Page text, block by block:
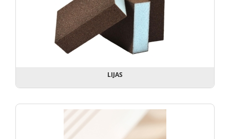
LIJAS